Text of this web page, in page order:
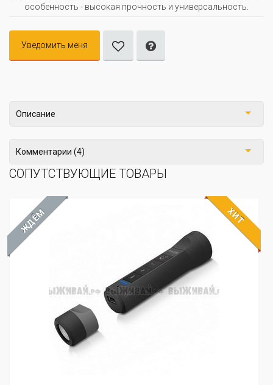
особенность - высокая прочность и универсальность.
Уведомить меня
Описание
Комментарии (4)
СОПУТСТВУЮЩИЕ ТОВАРЫ
ЖДЁМ ХИТ